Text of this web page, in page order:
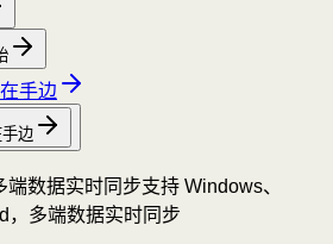
手边
边
端数据实时同步支持 Windows、
，多端数据实时同步